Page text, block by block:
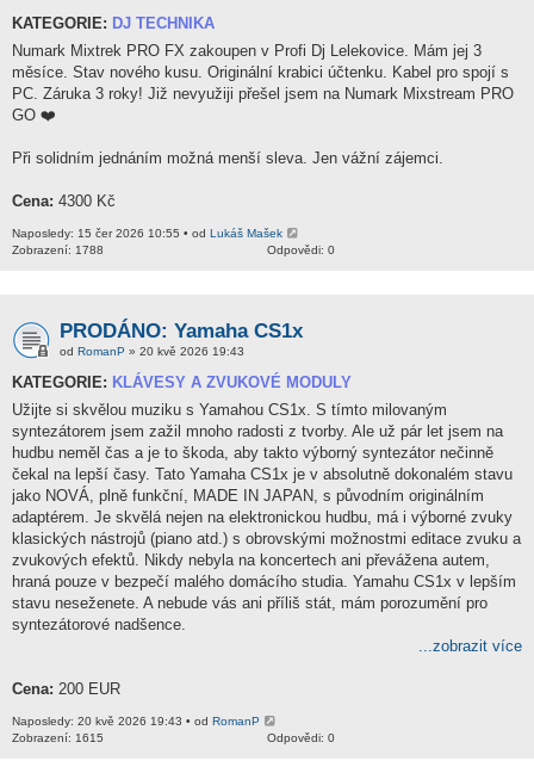
KATEGORIE: DJ TECHNIKA
Numark Mixtrek PRO FX zakoupen v Profi Dj Lelekovice. Mám jej 3
měsíce. Stav nového kusu. Originální krabici účtenku. Kabel pro spojí s
PC. Záruka 3 roky! Již nevyužiji přešel jsem na Numark Mixstream PRO
GO ❤️
Při solidním jednáním možná menší sleva. Jen vážní zájemci.
Cena: 4300 Kč
Naposledy: 15 čer 2026 10:55 • od Lukáš Mašek
Odpovědi: 0
Zobrazení: 1788
PRODÁNO: Yamaha CS1x
od RomanP » 20 kvě 2026 19:43
KATEGORIE: KLÁVESY A ZVUKOVÉ MODULY
Užijte si skvělou muziku s Yamahou CS1x. S tímto milovaným
syntezátorem jsem zažil mnoho radosti z tvorby. Ale už pár let jsem na
hudbu neměl čas a je to škoda, aby takto výborný syntezátor nečinně
čekal na lepší časy. Tato Yamaha CS1x je v absolutně dokonalém stavu
jako NOVÁ, plně funkční, MADE IN JAPAN, s původním originálním
adaptérem. Je skvělá nejen na elektronickou hudbu, má i výborné zvuky
klasických nástrojů (piano atd.) s obrovskými možnostmi editace zvuku a
zvukových efektů. Nikdy nebyla na koncertech ani převážena autem,
hraná pouze v bezpečí malého domácího studia. Yamahu CS1x v lepším
stavu neseženete. A nebude vás ani příliš stát, mám porozumění pro
syntezátorové nadšence.
...zobrazit více
Cena: 200 EUR
Naposledy: 20 kvě 2026 19:43 • od RomanP
Odpovědi: 0
Zobrazení: 1615